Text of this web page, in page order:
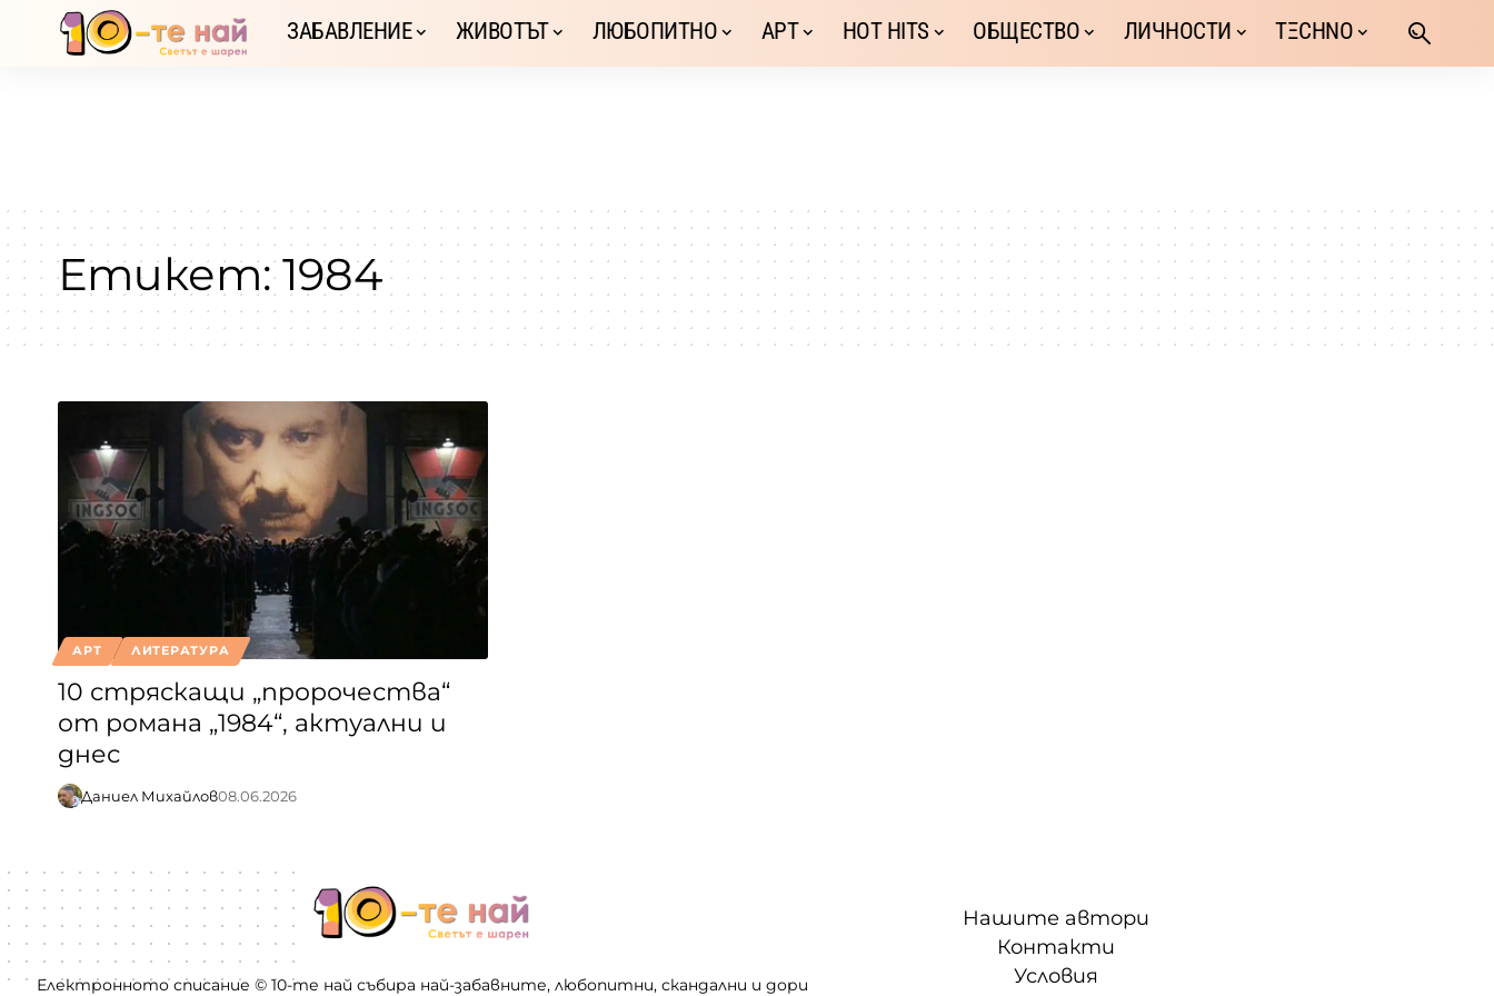
ЗАБАВЛЕНИЕ ЖИВОТЪТ ЛЮБОПИТНО АРТ HOT HITS ОБЩЕСТВО ЛИЧНОСТИ TΞCHNO
Етикет:1984
АРТ ЛИТЕРАТУРА
10 стряскащи „пророчества“
от романа „1984“, актуални и
днес
Даниел Михайлов08.06.2026
Електронното списание © 10-те най събира най-забавните, любопитни, скандални и дори
Нашите автори
Контакти
Условия